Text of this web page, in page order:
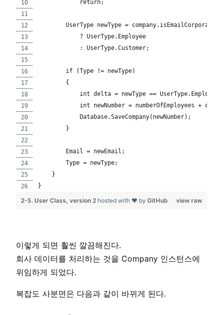
            return;
UserType newType =
            ? UserType.Employee
            : UserType.Customer;
        if (Type != newType)
        {
int delta = newType == UserType.Employee
int newNumber = numberOfEmployees +
            Database.SaveCompany(newNumber);
        }
        Email = newEmail;
        Type = newType;
    }
}
view raw
2-5. User Class, version 2 hosted with ❤ by GitHub
이렇게 되면 훨씬 깔끔해진다.
회사 데이터를 처리하는 것을 Company 인스턴스에
위임하게 되었다.
복잡도 사분면은 다음과 같이 바뀌게 된다.